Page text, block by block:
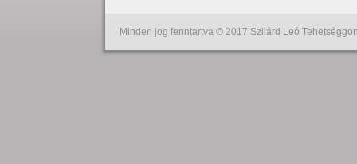
Minden jog fenntartva © 2017 Szilárd Leó